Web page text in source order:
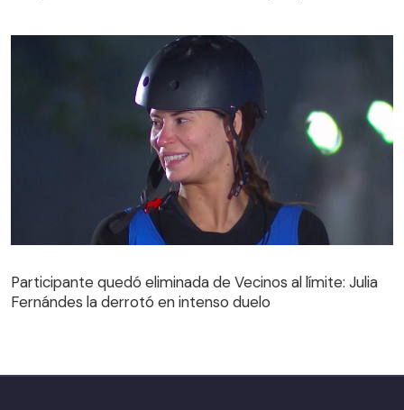
Fernándes la derrotó en intenso duelo
Participante quedó eliminada de Vecinos al límite: Julia
Fernándes la derrotó en intenso duelo